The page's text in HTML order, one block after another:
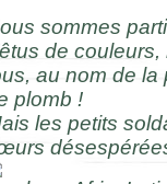
sommes
de
au nom de la
plomb !
les petits